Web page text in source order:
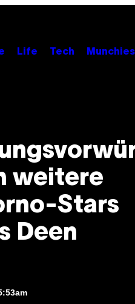
Life Tech Munchies
weitere
Stars
Deen